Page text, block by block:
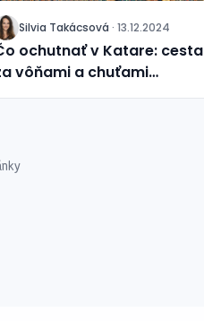
J Silvia Takácsová · 13.12.2024
ochutnať v Katare: cesta
vôňami a chuťami
kuchyne